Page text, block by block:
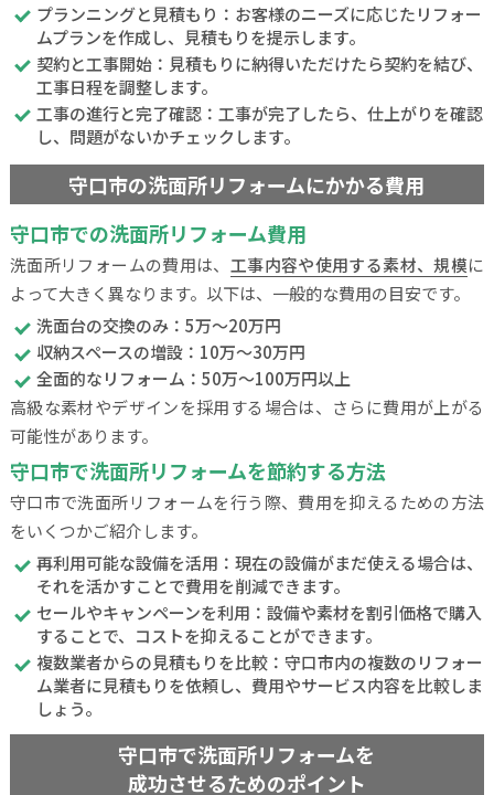
プランニングと見積もり：お客様のニーズに応じたリフォー
ムプランを作成し、見積もりを提示します。
契約と工事開始：見積もりに納得いただけたら契約を結び、
工事日程を調整します。
工事の進行と完了確認：工事が完了したら、仕上がりを確認
し、問題がないかチェックします。
守口市の洗面所リフォームにかかる費用
守口市での洗面所リフォーム費用
洗面所リフォームの費用は、 工事内容や使用する素材、規模に
よって大きく異なります。以下は、一般的な費用の目安です。
洗面台の交換のみ：5万～20万円
収納スペースの増設：10万～30万円
全面的なリフォーム：50万～100万円以上
高級な素材やデザインを採用する場合は、さらに費用が上がる
可能性があります。
守口市で洗面所リフォームを節約する方法
守口市で洗面所リフォームを行う際、費用を抑えるための方法
をいくつかご紹介します。
再利用可能な設備を活用：現在の設備がまだ使える場合は、
それを活かすことで費用を削減できます。
セールやキャンペーンを利用：設備や素材を割引価格で購入
することで、コストを抑えることができます。
複数業者からの見積もりを比較：守口市内の複数のリフォー
ム業者に見積もりを依頼し、費用やサービス内容を比較しま
しょう。
守口市で洗面所リフォームを
成功させるためのポイント